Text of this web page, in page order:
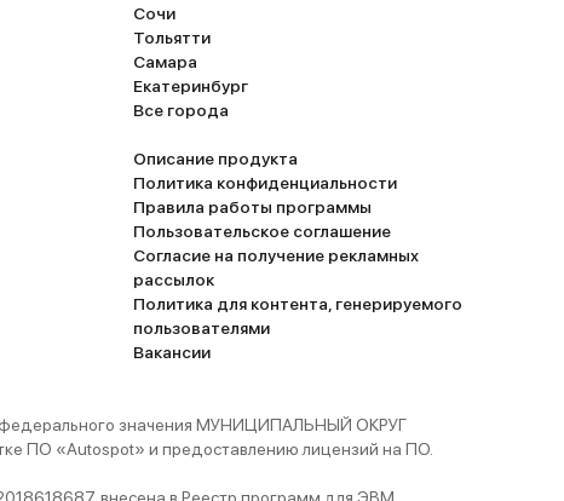
Сочи
Тольятти
Самара
Екатеринбург
Все города
Описание продукта
Политика конфиденциальности
Правила работы программы
Пользовательское соглашение
Согласие на получение рекламных
рассылок
Политика для контента, генерируемого
пользователями
Вакансии
федерального значения МУНИЦИПАЛЬНЫЙ ОКРУГ
ПО «Autospot» и предоставлению лицензий на ПО.